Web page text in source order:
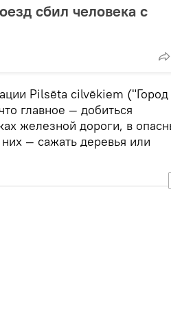
сбил человека с
Pilsēta cilvēkiem ("Город
главное — добиться
железной дороги, в
— сажать деревья или